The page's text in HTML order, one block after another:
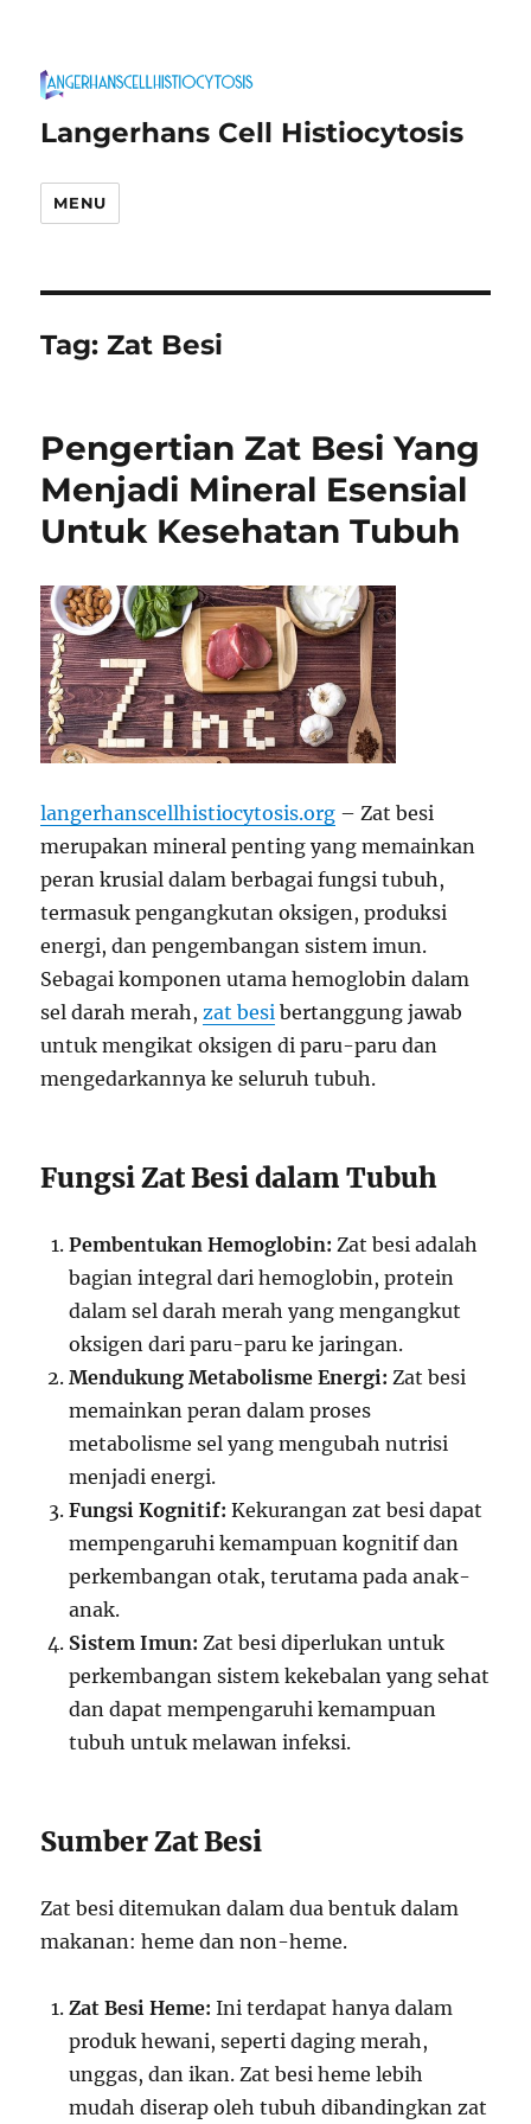
Langerhans Cell Histiocytosis
MENU
Tag:Zat Besi
Pengertian Zat Besi Yang
Menjadi Mineral Esensial
Untuk Kesehatan Tubuh
langerhanscellhistiocytosis.org – Zat besi
merupakan mineral penting yang memainkan
peran krusial dalam berbagai fungsi tubuh,
termasuk pengangkutan oksigen, produksi
energi, dan pengembangan sistem imun.
Sebagai komponen utama hemoglobin dalam
sel darah merah, zat besi bertanggung jawab
untuk mengikat oksigen di paru-paru dan
mengedarkannya ke seluruh tubuh.
Fungsi Zat Besi dalam Tubuh
Pembentukan Hemoglobin: Zat besi adalah
bagian integral dari hemoglobin, protein
dalam sel darah merah yang mengangkut
oksigen dari paru-paru ke jaringan.
Mendukung Metabolisme Energi: Zat besi
memainkan peran dalam proses
metabolisme sel yang mengubah nutrisi
menjadi energi.
Fungsi Kognitif: Kekurangan zat besi dapat
mempengaruhi kemampuan kognitif dan
perkembangan otak, terutama pada anak-
anak.
Sistem Imun: Zat besi diperlukan untuk
perkembangan sistem kekebalan yang sehat
dan dapat mempengaruhi kemampuan
tubuh untuk melawan infeksi.
Sumber Zat Besi
Zat besi ditemukan dalam dua bentuk dalam
makanan: heme dan non-heme.
Zat Besi Heme: Ini terdapat hanya dalam
produk hewani, seperti daging merah,
unggas, dan ikan. Zat besi heme lebih
mudah diserap oleh tubuh dibandingkan zat